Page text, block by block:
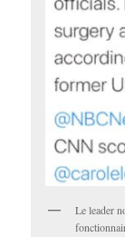
Le leader